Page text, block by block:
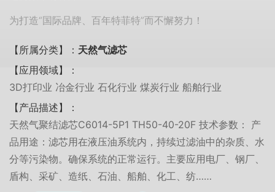
为打造“国际品牌、百年特菲特”而不懈努力！
【所属分类】： 天然气滤芯
【应用领域】：
3D打印业 冶金行业 石化行业 煤炭行业 船舶行业
【产品描述】：
天然气聚结滤芯C6014-5P1 TH50-40-20F 技术参数： 产
品用途：滤芯用在液压油系统内，持续过滤油中的杂质、水
分等污染物。确保系统的正常运行。主要应用电厂、钢厂、
盾构、采矿、造纸、石油、船舶、化工、纺……